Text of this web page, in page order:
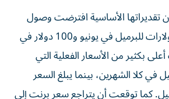
الأساسية افترضت وصول
خام برنت إلى 110 دولارات للبرميل في يونيو و100 دولار في
بكثير من الأسعار الفعلية التي
للبرميل في كلا الشهرين، بينما يبلغ السعر
للبرميل. كما توقعت أن يتراجع سعر برنت إلى